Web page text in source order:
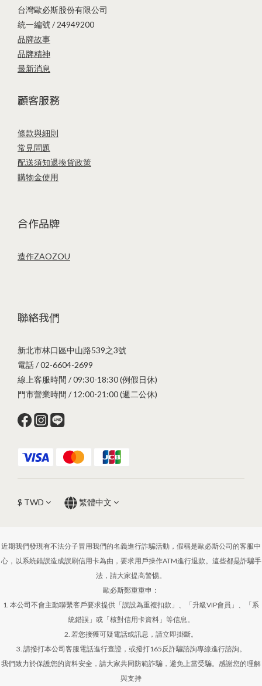
台灣歐必斯股份有限公司
統一編號 / 24949200
品牌故事
品牌精神
最新消息
顧客服務
條款與細則
常見問題
配送須知退換貨政策
購物金使用
合作品牌
造作ZAOZOU
聯絡我們
新北市林口區中山路539之3號
電話 / 02-6604-2699
線上客服時間 / 09:30-18:30 (例假日休)
門市營業時間 / 12:00-21:00 (週二公休)
$ TWD 繁體中文
近期我們發現有不法分子冒用我們的名義進行詐騙活動，假稱是歐必斯公司的客服中
心，以系統錯誤造成誤刷信用卡為由，要求用戶操作ATM進行退款。這些都是詐騙手
法，請大家提高警惕。
歐必斯鄭重重申：
1. 本公司不會主動聯繫客戶要求提供「誤設為重複扣款」、「升級VIP會員」、「系
統錯誤」或「核對信用卡資料」等信息。
2. 若您接獲可疑電話或訊息，請立即掛斷。
3. 請撥打本公司客服電話進行查證，或撥打165反詐騙諮詢專線進行諮詢。
我們致力於保護您的資料安全，請大家共同防範詐騙，避免上當受騙。感謝您的理解
與支持